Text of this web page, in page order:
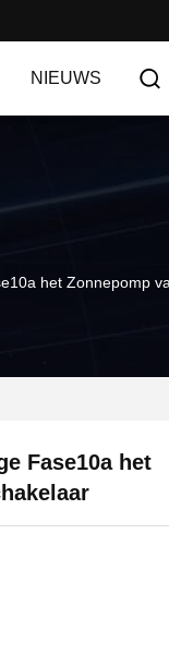
NIEUWS
het Zonnepomp
Fase10a het